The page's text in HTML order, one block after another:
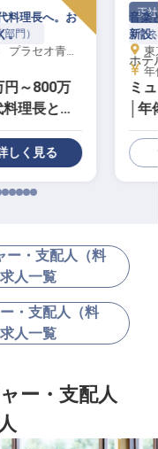
門）
円～800万
理長とし
料理長へ。お
。
セオ青山ビル
しく見る
正社
マ
ホテ
ミ
│
新
音楽
新設
東
年
ー・支配人（料
人一覧
・支配人（料
人一覧
ー・支配人